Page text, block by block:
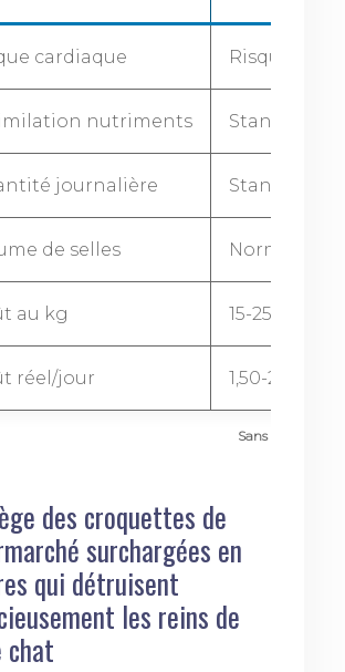
Sans céréales
cardiaque Risque de
nutriments Standard
journalière Standard
de selles Normal à
au kg 15-25€
réel/jour 1,50-2€
des croquettes de
surchargées en
qui détruisent
les reins de